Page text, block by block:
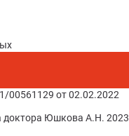
00561129 от 02.02.2022
доктора Юшкова А.Н. 2023